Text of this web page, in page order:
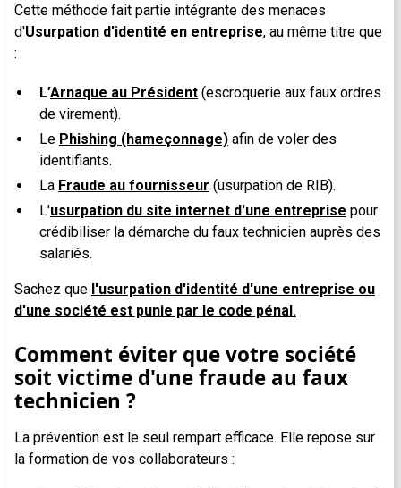
Cette méthode fait partie intégrante des menaces
d'Usurpation d'identité en entreprise, au même titre que
:
L’Arnaque au Président (escroquerie aux faux ordres
de virement).
Le Phishing (hameçonnage) afin de voler des
identifiants.
La Fraude au fournisseur (usurpation de RIB).
L'usurpation du site internet d'une entreprise pour
crédibiliser la démarche du faux technicien auprès des
salariés.
Sachez que l'usurpation d'identité d'une entreprise ou
d'une société est punie par le code pénal.
Comment éviter que votre société
soit victime d'une fraude au faux
technicien ?
La prévention est le seul rempart efficace. Elle repose sur
la formation de vos collaborateurs :